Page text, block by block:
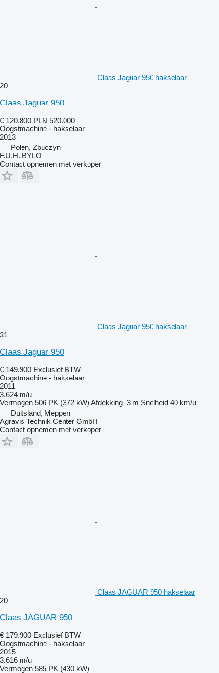
Claas Jaguar 950 hakselaar
20
Claas Jaguar 950
€ 120.800 PLN 520.000
Oogstmachine - hakselaar
2013
Polen, Zbuczyn
F.U.H. BYLO
Contact opnemen met verkoper
Claas Jaguar 950 hakselaar
31
Claas Jaguar 950
€ 149.900 Exclusief BTW
Oogstmachine - hakselaar
2011
3.624 m/u
Vermogen 506 PK (372 kW) Afdekking 3 m Snelheid 40 km/u
Duitsland, Meppen
Agravis Technik Center GmbH
Contact opnemen met verkoper
Claas JAGUAR 950 hakselaar
20
Claas JAGUAR 950
€ 179.900 Exclusief BTW
Oogstmachine - hakselaar
2015
3.616 m/u
Vermogen 585 PK (430 kW)